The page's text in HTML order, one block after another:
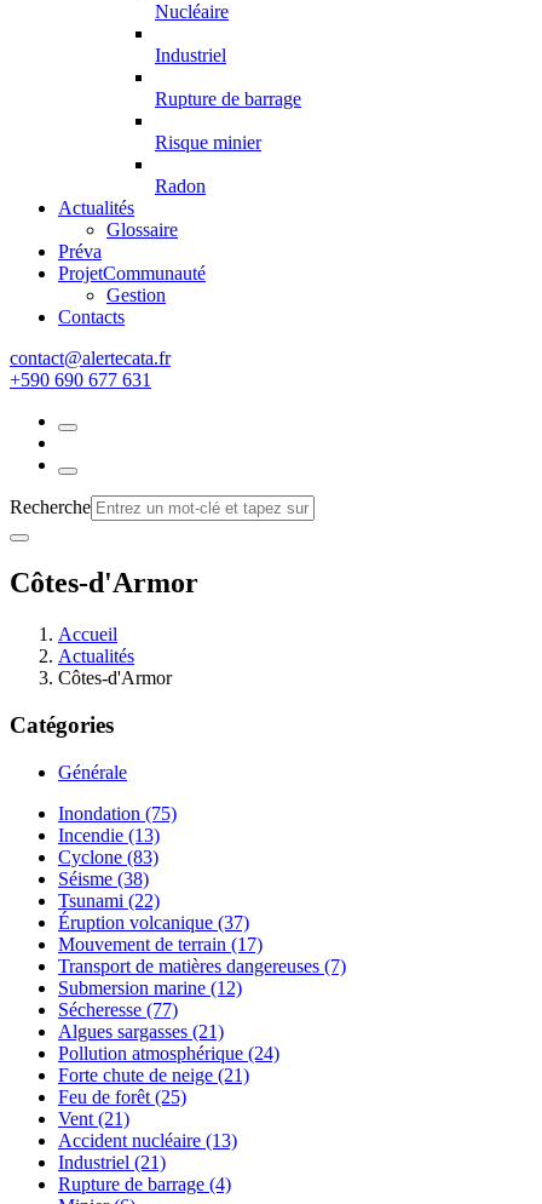
Nucléaire
Industriel
Rupture de barrage
Risque minier
Radon
Actualités
Glossaire
Préva
ProjetCommunauté
Gestion
Contacts
rf.atacetrela@tcatnoc
+590 690 677 631
Recherche
Côtes-d'Armor
Accueil
Actualités
Côtes-d'Armor
Catégories
Générale
Inondation (75)
Incendie (13)
Cyclone (83)
Séisme (38)
Tsunami (22)
Éruption volcanique (37)
Mouvement de terrain (17)
Transport de matières dangereuses (7)
Submersion marine (12)
Sécheresse (77)
Algues sargasses (21)
Pollution atmosphérique (24)
Forte chute de neige (21)
Feu de forêt (25)
Vent (21)
Accident nucléaire (13)
Industriel (21)
Rupture de barrage (4)